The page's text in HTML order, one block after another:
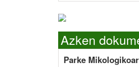
Azken
Parke